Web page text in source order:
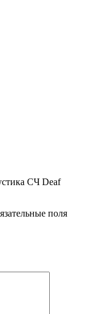
СЧ Deaf
поля